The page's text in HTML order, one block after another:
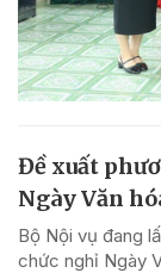
Đề xuất
Ngày Văn
Bộ Nội vụ đang
chức nghỉ Ngày